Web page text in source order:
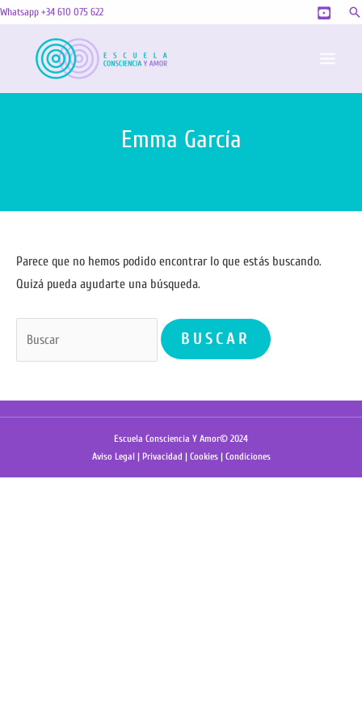
Ir
contenido
Whatsapp +34 610 075 622
Emma García
Parece que no hemos podido encontrar lo que estás buscando.
Quizá pueda ayudarte una búsqueda.
por:
Escuela Consciencia Y Amor© 2024
Aviso Legal | Privacidad | Cookies| Condiciones